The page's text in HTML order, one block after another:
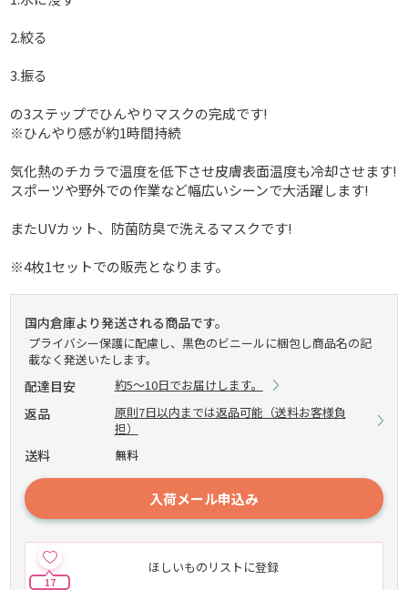
2.絞る
3.振る
の3ステップでひんやりマスクの完成です!
※ひんやり感が約1時間持続
気化熱のチカラで温度を低下させ皮膚表面温度も冷却させます!
スポーツや野外での作業など幅広いシーンで大活躍します!
またUVカット、防菌防臭で洗えるマスクです!
※4枚1セットでの販売となります。
国内倉庫より発送される商品です。
プライバシー保護に配慮し、黒色のビニールに梱包し商品名の記
載なく発送いたします。
配達目安 約5～10日でお届けします。
返品
原則7日以内までは返品可能（送料お客様負
担）
送料 無料
入荷メール申込み
ほしいものリストに登録
17